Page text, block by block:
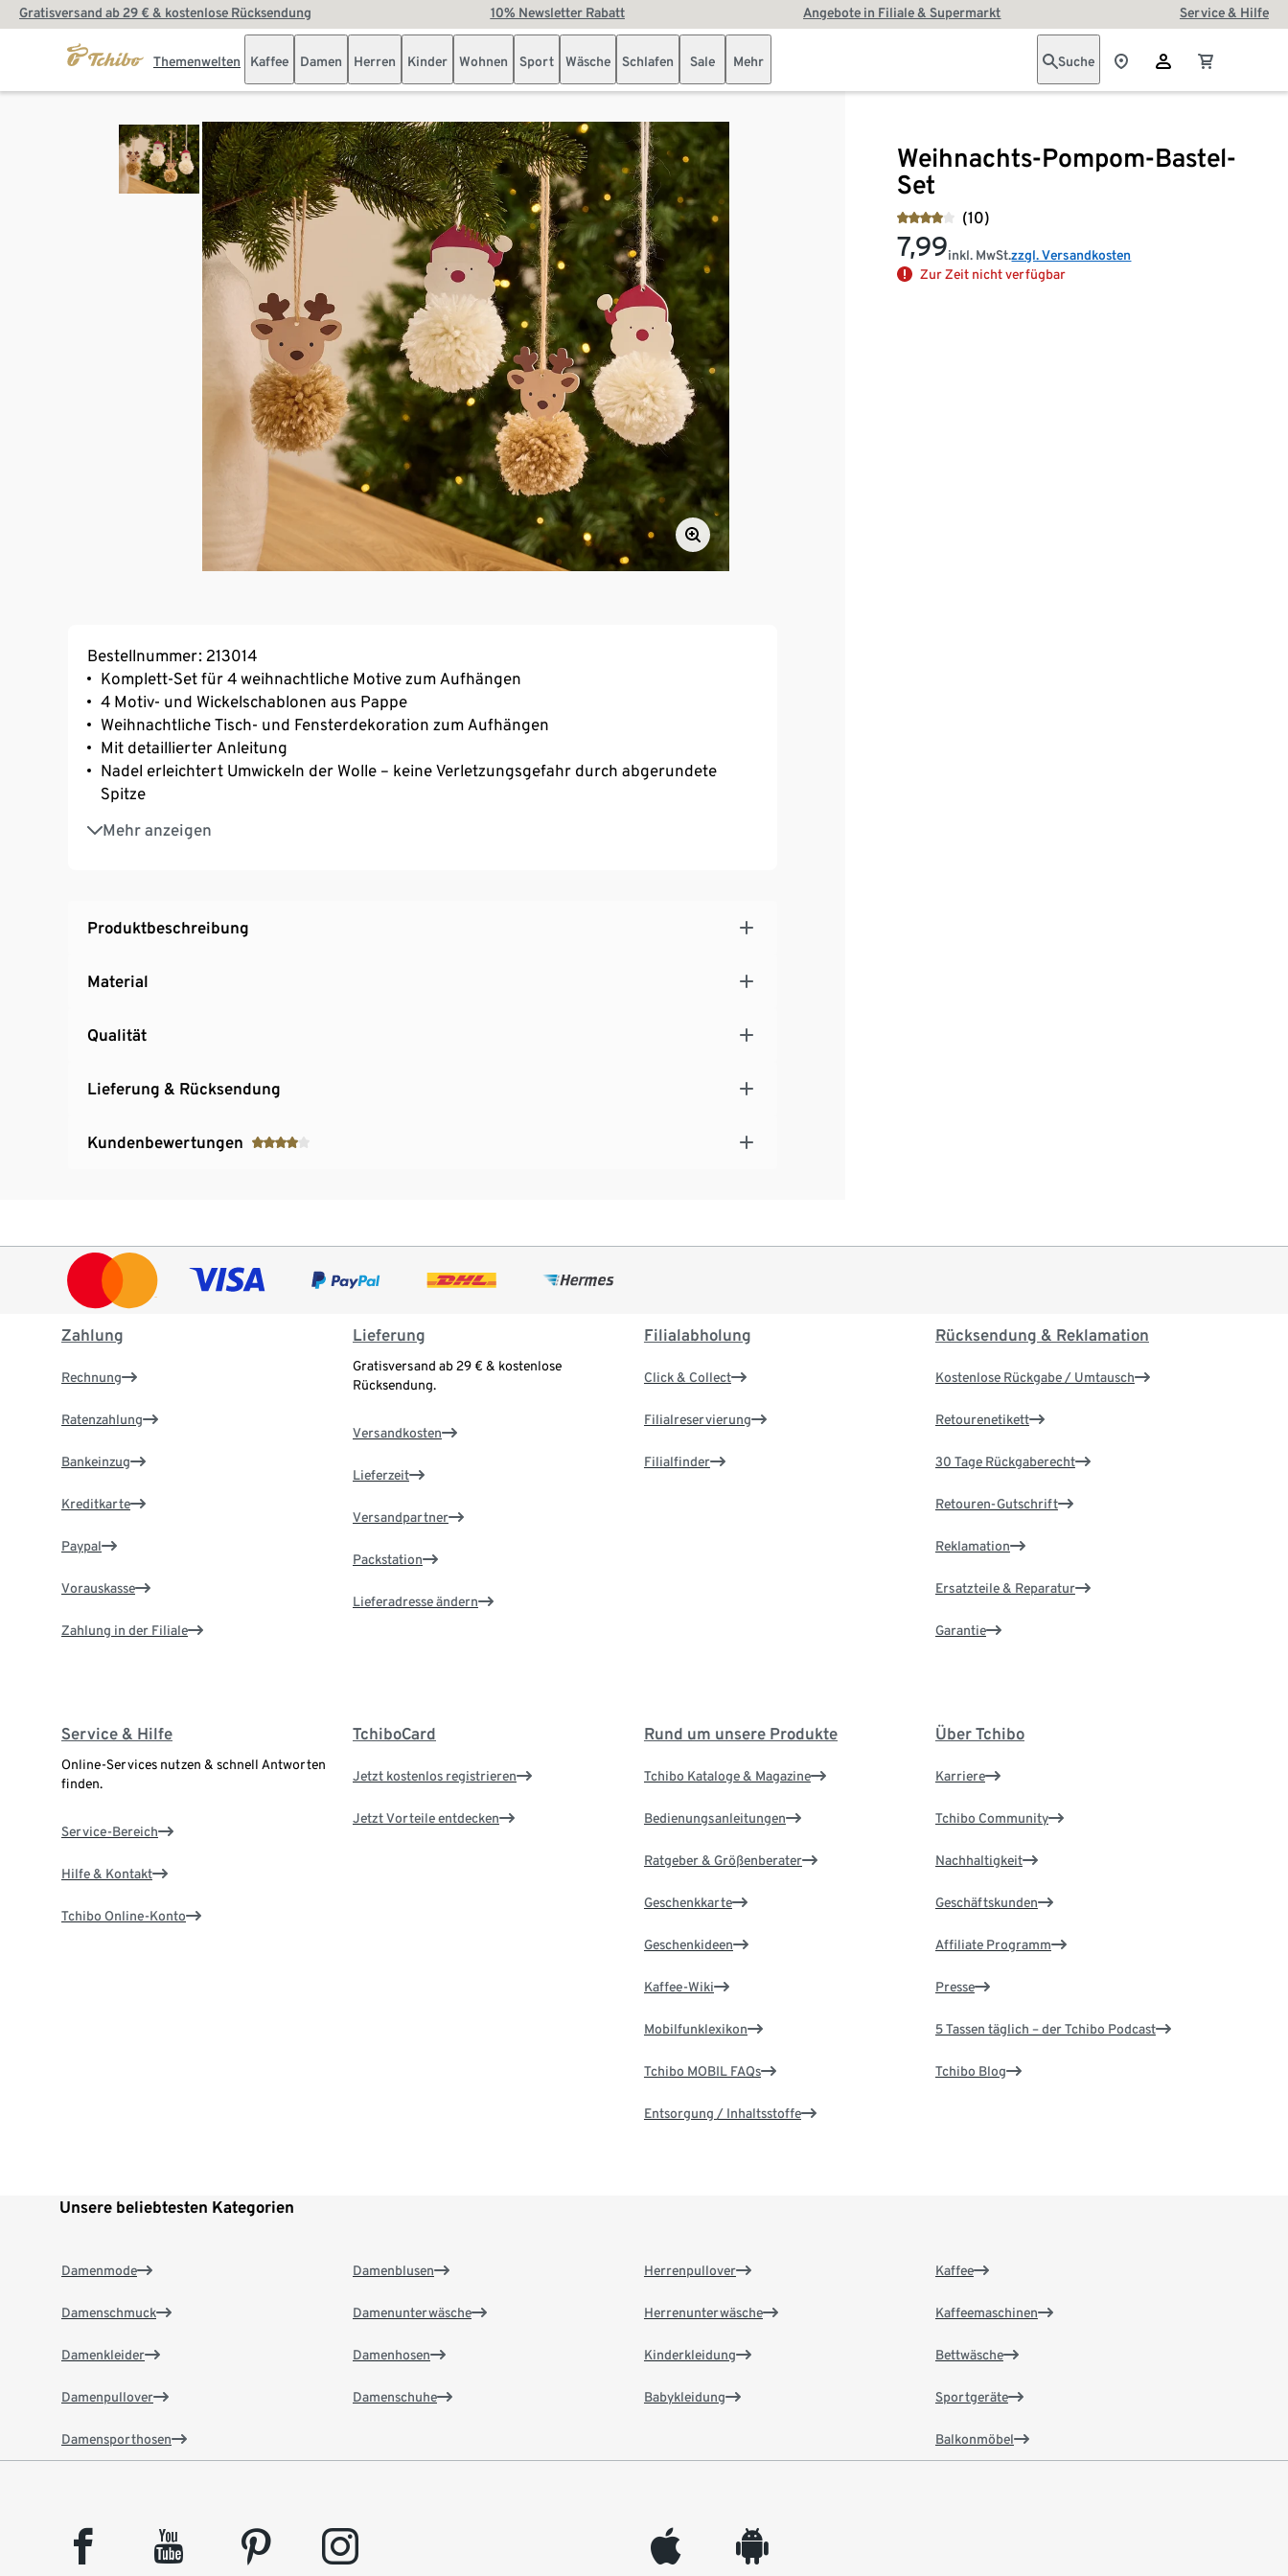
Gratisversand ab 29 € & kostenlose Rücksendung 10% Newsletter Rabatt Angebote in Filiale & Supermarkt Service & Hilfe
Themenwelten Kaffee Damen Herren Kinder Wohnen Sport Wäsche Schlafen Sale Mehr Suche
Weihnachts-Pompom-Bastel-
Set
(10)
7,99inkl. MwSt.zzgl. Versandkosten
Zur Zeit nicht verfügbar
Bestellnummer: 213014
Komplett-Set für 4 weihnachtliche Motive zum Aufhängen
4 Motiv- und Wickelschablonen aus Pappe
Weihnachtliche Tisch- und Fensterdekoration zum Aufhängen
Mit detaillierter Anleitung
Nadel erleichtert Umwickeln der Wolle – keine Verletzungsgefahr durch abgerundete
Spitze
Mehr anzeigen
Dicke Motivschablonen verhindern Einschneiden beim Basteln
Motivschablonen mit vorgestanzten Löchern zum Einfädeln der Aufhängeschnur
Produktbeschreibung
Material
Qualität
Lieferung & Rücksendung
Kundenbewertungen
Zahlung
Rechnung
Ratenzahlung
Bankeinzug
Kreditkarte
Paypal
Vorauskasse
Zahlung in der Filiale
Lieferung
Gratisversand ab 29 € & kostenlose
Rücksendung.
Versandkosten
Lieferzeit
Versandpartner
Packstation
Lieferadresse ändern
Filialabholung
Click & Collect
Filialreservierung
Filialfinder
Rücksendung & Reklamation
Kostenlose Rückgabe / Umtausch
Retourenetikett
30 Tage Rückgaberecht
Retouren-Gutschrift
Reklamation
Ersatzteile & Reparatur
Garantie
Service & Hilfe
Online-Services nutzen & schnell Antworten
finden.
Service-Bereich
Hilfe & Kontakt
Tchibo Online-Konto
TchiboCard
Jetzt kostenlos registrieren
Jetzt Vorteile entdecken
Rund um unsere Produkte
Tchibo Kataloge & Magazine
Bedienungsanleitungen
Ratgeber & Größenberater
Geschenkkarte
Geschenkideen
Kaffee-Wiki
Mobilfunklexikon
Tchibo MOBIL FAQs
Entsorgung / Inhaltsstoffe
Über Tchibo
Karriere
Tchibo Community
Nachhaltigkeit
Geschäftskunden
Affiliate Programm
Presse
5 Tassen täglich – der Tchibo Podcast
Tchibo Blog
Unsere beliebtesten Kategorien
Damenmode
Damenschmuck
Damenkleider
Damenpullover
Damensporthosen
Damenblusen
Damenunterwäsche
Damenhosen
Damenschuhe
Herrenpullover
Herrenunterwäsche
Kinderkleidung
Babykleidung
Kaffee
Kaffeemaschinen
Bettwäsche
Sportgeräte
Balkonmöbel
facebook youtube pinterest instagram appleinc android